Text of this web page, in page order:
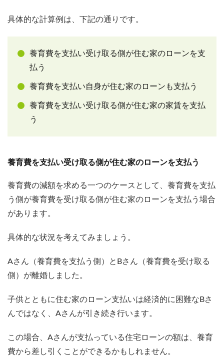
具体的な計算例は、下記の通りです。
養育費を支払い受け取る側が住む家のローンを支
払う
養育費を支払い自身が住む家のローンも支払う
養育費を支払い受け取る側が住む家の家賃を支払
う
養育費を支払い受け取る側が住む家のローンを支払う
養育費の減額を求める一つのケースとして、養育費を支払
う側が養育費を受け取る側が住む家のローンを支払う場合
があります。
具体的な状況を考えてみましょう。
Aさん（養育費を支払う側）とBさん（養育費を受け取る
側）が離婚しました。
子供とともに住む家のローン支払いは経済的に困難なBさ
んではなく、Aさんが引き続き行います。
この場合、Aさんが支払っている住宅ローンの額は、養育
費から差し引くことができるかもしれません。